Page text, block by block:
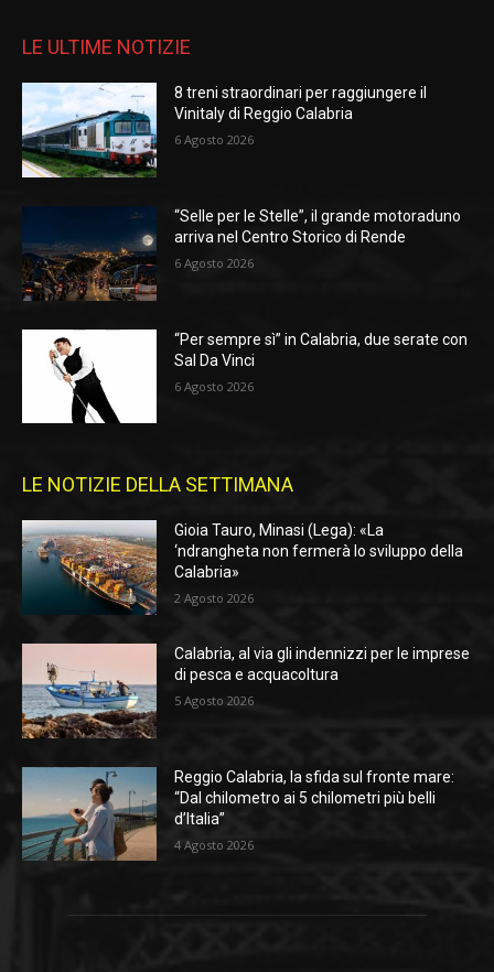
LE ULTIME NOTIZIE
8 treni straordinari per raggiungere il
Vinitaly di Reggio Calabria
6 Agosto 2026
“Selle per le Stelle”, il grande motoraduno
arriva nel Centro Storico di Rende
6 Agosto 2026
“Per sempre sì” in Calabria, due serate con
Sal Da Vinci
6 Agosto 2026
LE NOTIZIE DELLA SETTIMANA
Gioia Tauro, Minasi (Lega): «La
‘ndrangheta non fermerà lo sviluppo della
Calabria»
2 Agosto 2026
Calabria, al via gli indennizzi per le imprese
di pesca e acquacoltura
5 Agosto 2026
Reggio Calabria, la sfida sul fronte mare:
“Dal chilometro ai 5 chilometri più belli
d’Italia”
4 Agosto 2026